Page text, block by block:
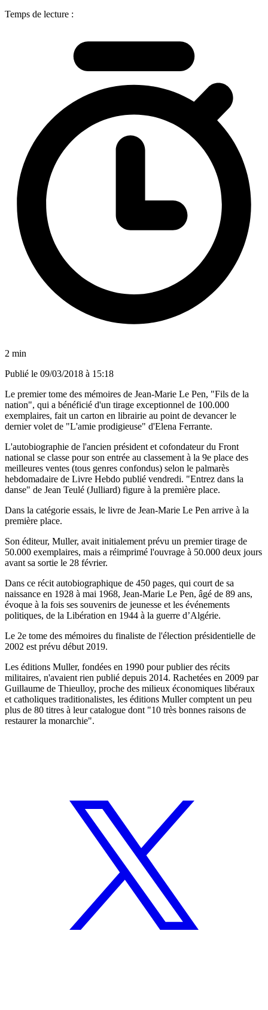
Temps de lecture :
2 min
Publié le 09/03/2018 à 15:18
Le premier tome des mémoires de Jean-Marie Le Pen, "Fils de la
nation", qui a bénéficié d'un tirage exceptionnel de 100.000
exemplaires, fait un carton en librairie au point de devancer le
dernier volet de "L'amie prodigieuse" d'Elena Ferrante.
L'autobiographie de l'ancien président et cofondateur du Front
national se classe pour son entrée au classement à la 9e place des
meilleures ventes (tous genres confondus) selon le palmarès
hebdomadaire de Livre Hebdo publié vendredi. "Entrez dans la
danse" de Jean Teulé (Julliard) figure à la première place.
Dans la catégorie essais, le livre de Jean-Marie Le Pen arrive à la
première place.
Son éditeur, Muller, avait initialement prévu un premier tirage de
50.000 exemplaires, mais a réimprimé l'ouvrage à 50.000 deux jours
avant sa sortie le 28 février.
Dans ce récit autobiographique de 450 pages, qui court de sa
naissance en 1928 à mai 1968, Jean-Marie Le Pen, âgé de 89 ans,
évoque à la fois ses souvenirs de jeunesse et les événements
politiques, de la Libération en 1944 à la guerre d’Algérie.
Le 2e tome des mémoires du finaliste de l'élection présidentielle de
2002 est prévu début 2019.
Les éditions Muller, fondées en 1990 pour publier des récits
militaires, n'avaient rien publié depuis 2014. Rachetées en 2009 par
Guillaume de Thieulloy, proche des milieux économiques libéraux
et catholiques traditionalistes, les éditions Muller comptent un peu
plus de 80 titres à leur catalogue dont "10 très bonnes raisons de
restaurer la monarchie".